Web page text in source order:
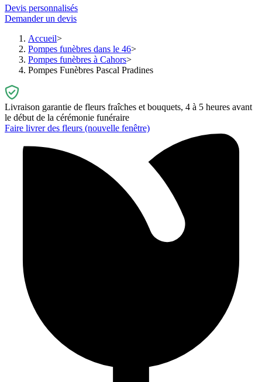
Devis personnalisés
Demander un devis
Accueil
Pompes funèbres dans le 46
Pompes funèbres à Cahors
Pompes Funèbres Pascal Pradines
Livraison garantie de fleurs fraîches et bouquets, 4 à 5 heures avant
le début de la cérémonie funéraire
Faire livrer des fleurs (nouvelle fenêtre)